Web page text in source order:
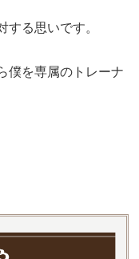
する思いです。
僕を専属のトレーナ